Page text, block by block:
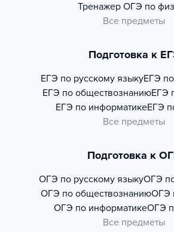
Тренажер ОГЭ по
Все предметы
Подготовка к
ЕГЭ по русскому языкуЕГЭ
ЕГЭ по обществознаниюЕГЭ
ЕГЭ по информатикеЕГЭ
Все предметы
Подготовка к
ОГЭ по русскому языкуОГЭ
ОГЭ по обществознаниюОГЭ
ОГЭ по информатикеОГЭ
Все предметы